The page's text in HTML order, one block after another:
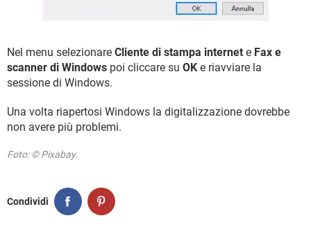
Nel menu selezionare Cliente di stampa internet e Fax e
scanner di Windows poi cliccare su OK e riavviare la
sessione di Windows.
Una volta riapertosi Windows la digitalizzazione dovrebbe
non avere più problemi.
Foto: © Pixabay.
Condividi